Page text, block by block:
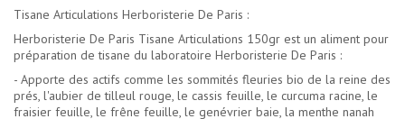
Tisane Articulations Herboristerie De Paris :
Herboristerie De Paris Tisane Articulations 150gr est un aliment pour
préparation de tisane du laboratoire Herboristerie De Paris :
- Apporte des actifs comme les sommités fleuries bio de la reine des
prés, l'aubier de tilleul rouge, le cassis feuille, le curcuma racine, le
fraisier feuille, le frêne feuille, le genévrier baie, la menthe nanah